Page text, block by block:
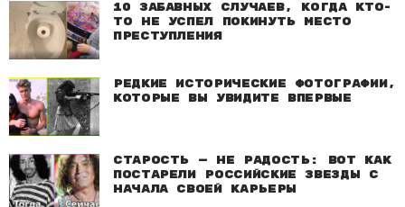
10 забавных случаев, когда кто-
то не успел покинуть место
преступления
Редкие исторические фотографии,
которые вы увидите впервые
Старость — не радость: Вот как
постарели российские звезды с
начала своей карьеры